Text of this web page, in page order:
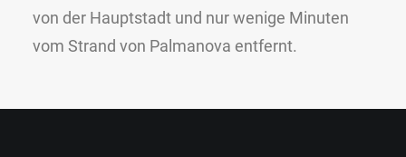
von der Hauptstadt und nur wenige Minuten
vom Strand von Palmanova entfernt.